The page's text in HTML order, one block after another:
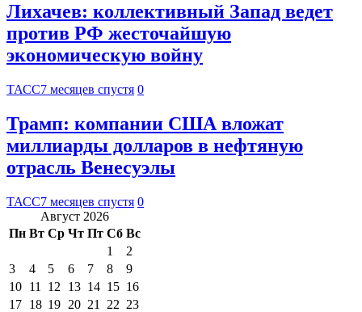
Лихачев: коллективный Запад ведет
против РФ жесточайшую
экономическую войну
ТАСС7 месяцев спустя 0
Трамп: компании США вложат
миллиарды долларов в нефтяную
отрасль Венесуэлы
ТАСС7 месяцев спустя 0
Август 2026
Пн Вт Ср Чт Пт Сб Вс
1
2
3
4 5 6 7 8
9
10 11 12 13 14 15 16
17 18 19 20 21 22 23